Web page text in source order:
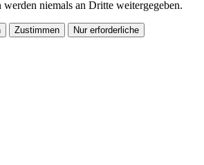
werden niemals an Dritte weitergegeben.
Zustimmen Nur erforderliche